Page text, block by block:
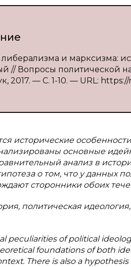
и марксизма:
// Вопросы политической
2017. — С. 1-10. — URL:
исторические
основные
анализ в
о том, что у данных
сторонники обоих
политическая
peculiarities of political
foundations of both
There is also a